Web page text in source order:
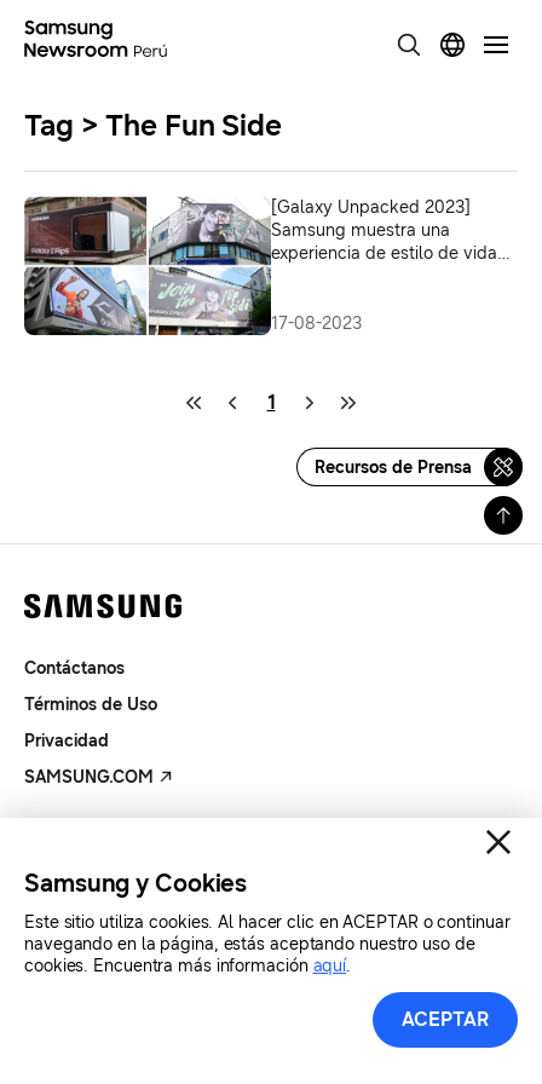
Tag > The Fun Side
[Galaxy Unpacked 2023]
Samsung muestra una
experiencia de estilo de vida
17-08-2023
1
Recursos de Prensa
Contáctanos
Términos de Uso
Privacidad
SAMSUNG.COM
Samsung y Cookies
Este sitio utiliza cookies. Al hacer clic en ACEPTAR o continuar
navegando en la página, estás aceptando nuestro uso de
cookies. Encuentra más información aquí.
ACEPTAR